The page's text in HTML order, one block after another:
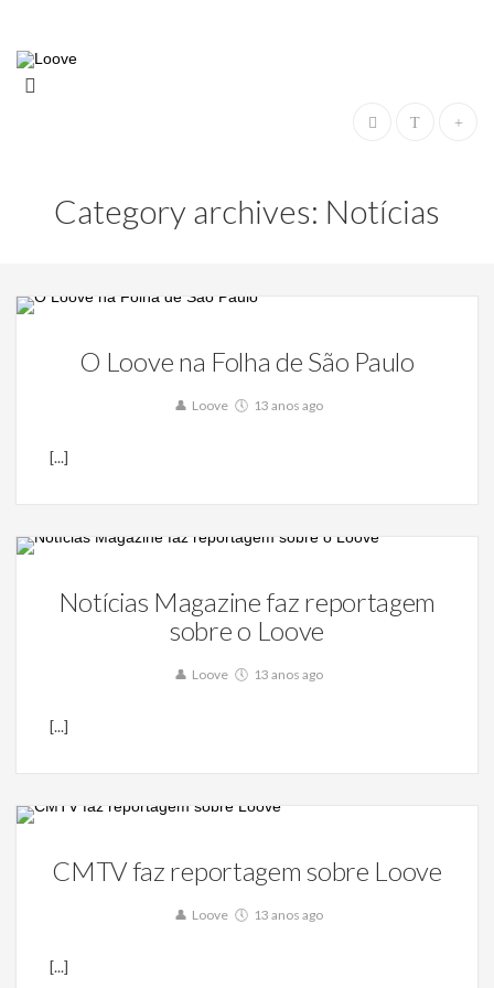
Category archives: Notícias
3
O Loove na Folha de São Paulo
Loove 13 anos ago
[...]
12
Notícias Magazine faz reportagem
sobre o Loove
Loove 13 anos ago
[...]
0
CMTV faz reportagem sobre Loove
Loove 13 anos ago
[...]